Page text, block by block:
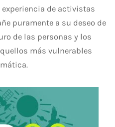
de activistas
puramente a su deseo de
de las personas y los
más vulnerables